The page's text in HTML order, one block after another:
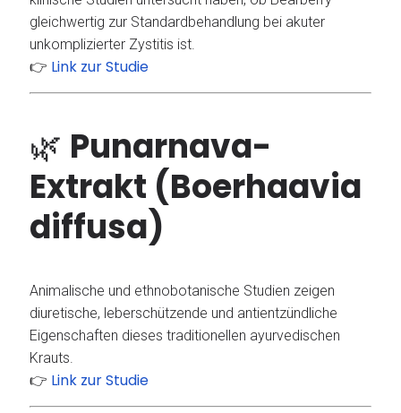
gleichwertig zur Standardbehandlung bei akuter
unkomplizierter Zystitis ist.
👉 Link zur Studie
🌿 Punarnava-
Extrakt (Boerhaavia
diffusa)
Animalische und ethnobotanische Studien zeigen
diuretische, leberschützende und antientzündliche
Eigenschaften dieses traditionellen ayurvedischen
Krauts.
👉 Link zur Studie